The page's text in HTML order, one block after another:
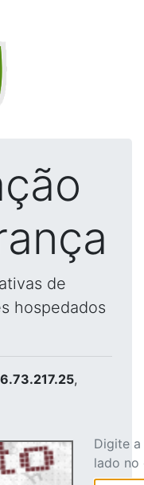
de
hospedados
,
Digite
lado no